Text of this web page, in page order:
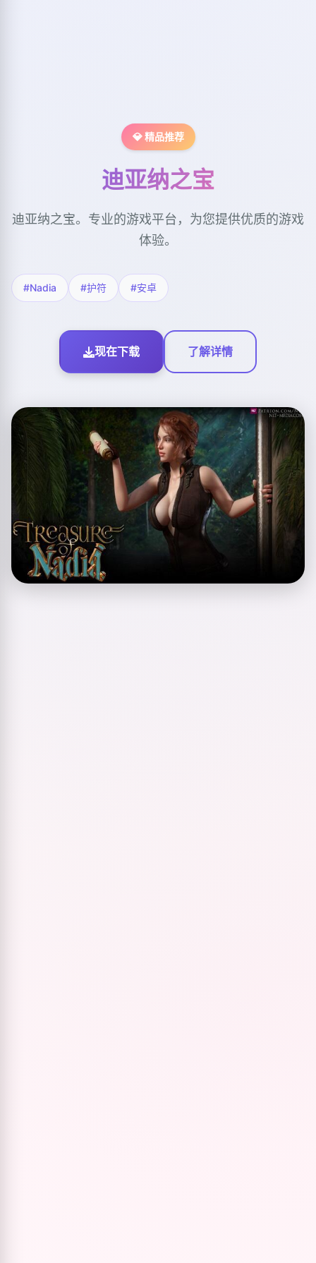
💎 精品推荐
迪亚纳之宝
迪亚纳之宝。专业的游戏平台，为您提供优质的游戏
体验。
#Nadia #护符 #安卓
现在下载 了解详情